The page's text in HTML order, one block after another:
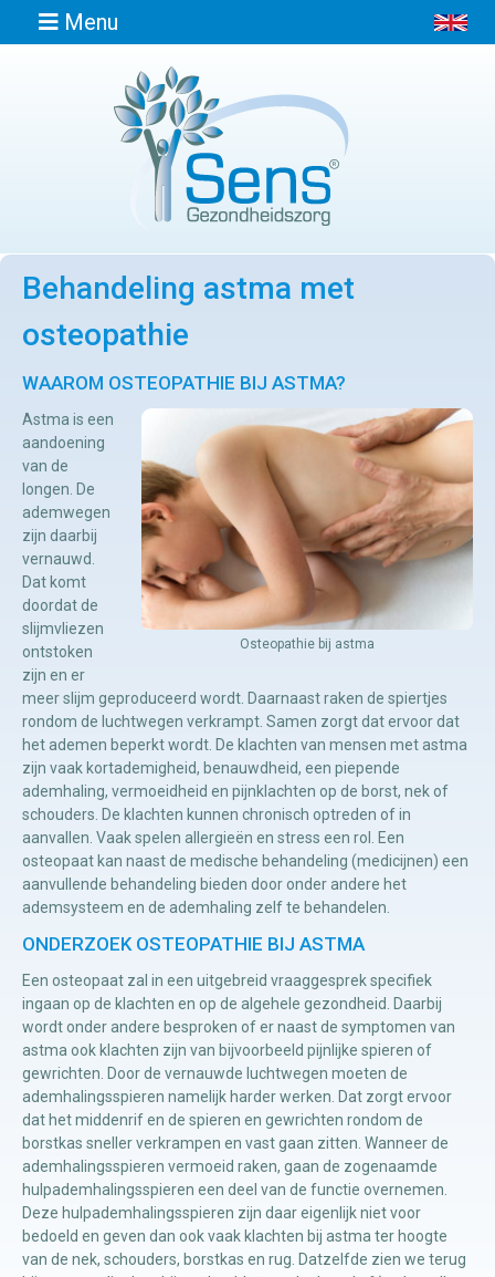
Menu
Afspraak
Locaties
Contact
Osteopathie
Manuele
therapie
Viscerale
therapie
Craniosacraal
therapie
Fysiotherapie
Behandeling astma met
osteopathie
WAAROM OSTEOPATHIE BIJ ASTMA?
Osteopathie bij astma
Astma is een
aandoening
van de
longen. De
ademwegen
zijn daarbij
vernauwd.
Dat komt
doordat de
slijmvliezen
ontstoken
zijn en er
meer slijm geproduceerd wordt. Daarnaast raken de spiertjes
rondom de luchtwegen verkrampt. Samen zorgt dat ervoor dat
het ademen beperkt wordt. De klachten van mensen met astma
zijn vaak kortademigheid, benauwdheid, een piepende
ademhaling, vermoeidheid en pijnklachten op de borst, nek of
schouders. De klachten kunnen chronisch optreden of in
aanvallen. Vaak spelen allergieën en stress een rol. Een
osteopaat kan naast de medische behandeling (medicijnen) een
aanvullende behandeling bieden door onder andere het
ademsysteem en de ademhaling zelf te behandelen.
ONDERZOEK OSTEOPATHIE BIJ ASTMA
Een osteopaat zal in een uitgebreid vraaggesprek specifiek
ingaan op de klachten en op de algehele gezondheid. Daarbij
wordt onder andere besproken of er naast de symptomen van
astma ook klachten zijn van bijvoorbeeld pijnlijke spieren of
gewrichten. Door de vernauwde luchtwegen moeten de
ademhalingsspieren namelijk harder werken. Dat zorgt ervoor
dat het middenrif en de spieren en gewrichten rondom de
borstkas sneller verkrampen en vast gaan zitten. Wanneer de
ademhalingsspieren vermoeid raken, gaan de zogenaamde
hulpademhalingsspieren een deel van de functie overnemen.
Deze hulpademhalingsspieren zijn daar eigenlijk niet voor
bedoeld en geven dan ook vaak klachten bij astma ter hoogte
van de nek, schouders, borstkas en rug. Datzelfde zien we terug